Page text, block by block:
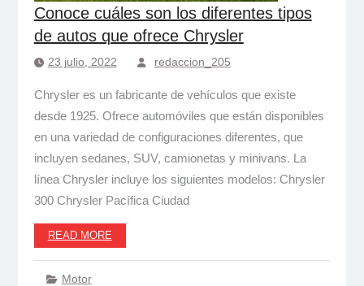
Conoce cuáles son los diferentes tipos
de autos que ofrece Chrysler
23 julio, 2022 redaccion_205
Chrysler es un fabricante de vehículos que existe
desde 1925. Ofrece automóviles que están disponibles
en una variedad de configuraciones diferentes, que
incluyen sedanes, SUV, camionetas y minivans. La
línea Chrysler incluye los siguientes modelos: Chrysler
300 Chrysler Pacífica Ciudad
READ MORE
Motor